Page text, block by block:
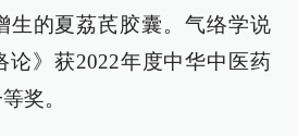
生的夏荔芪胶囊。气络学说
论》获2022年度中华中医药
奖。